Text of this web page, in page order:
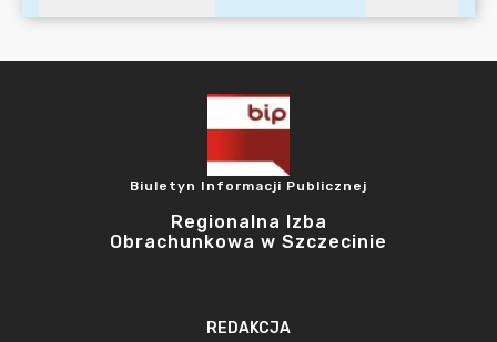
Biuletyn Informacji Publicznej
Regionalna Izba
Obrachunkowa w Szczecinie
REDAKCJA